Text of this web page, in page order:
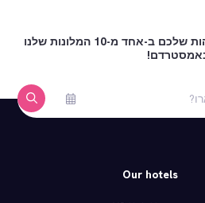
הזמינו כבר עכשיו את השהות שלכם ב-אחד מ-10 המלונות שלנו
Our hotels